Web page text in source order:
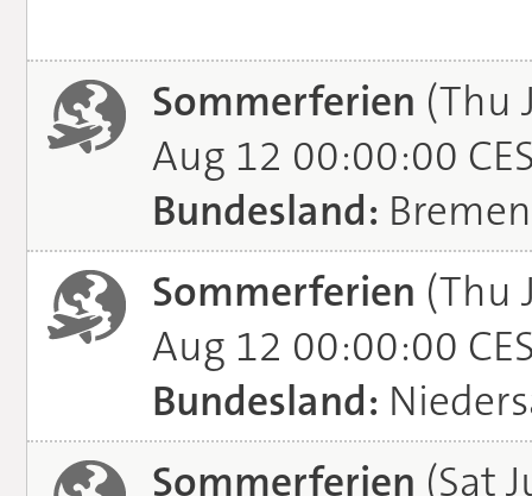
Sommerferien (Thu
Aug 12 00:00:00
Bundesland: Bremen
Sommerferien (Thu
Aug 12 00:00:00
Bundesland:
Sommerferien (Sat